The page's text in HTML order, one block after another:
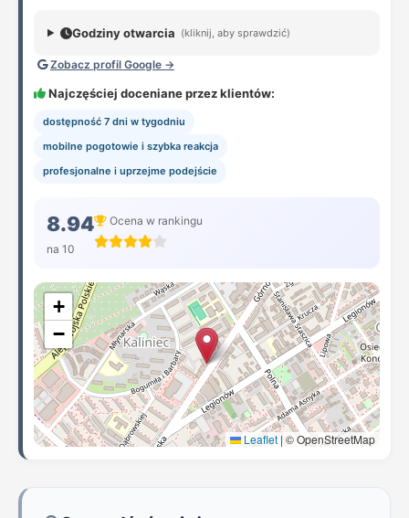
Godziny otwarcia (kliknij, aby sprawdzić)
Zobacz profil Google →
Najczęściej doceniane przez klientów:
dostępność 7 dni w tygodniu
mobilne pogotowie i szybka reakcja
profesjonalne i uprzejme podejście
8.94
na 10
Ocena w rankingu
+
−
Leaflet | © OpenStreetMap